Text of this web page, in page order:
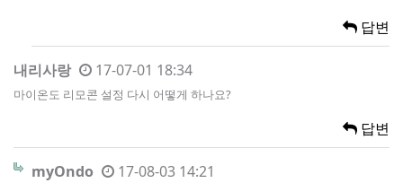
답변
내리사랑 17-07-01 18:34
마이온도 리모콘 설정 다시 어떻게 하나요?
답변
myOndo 17-08-03 14:21